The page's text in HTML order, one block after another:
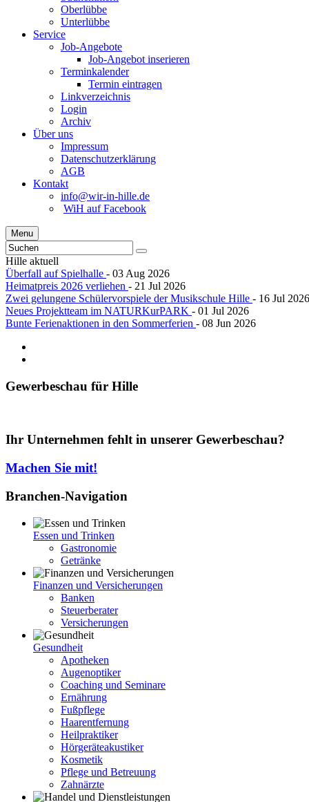
Oberlübbe
Unterlübbe
Service
Job-Angebote
Job-Angebot inserieren
Terminkalender
Termin eintragen
Linkverzeichnis
Login
Archiv
Über uns
Impressum
Datenschutzerklärung
AGB
Kontakt
info@wir-in-hille.de
WiH auf Facebook
Menu
Hille aktuell
Überfall auf Spielhalle - 03 Aug 2026
Heimatpreis 2026 verliehen - 21 Jul 2026
Zwei gelungene Schülervorspiele der Musikschule Hille - 16 Jul 2026
Neues Projektteam im NATURKurPARK - 01 Jul 2026
Bunte Ferienaktionen in den Sommerferien - 08 Jun 2026
Gewerbeschau für Hille
Ihr Unternehmen fehlt in unserer Gewerbeschau?
Machen Sie mit!
Branchen-Navigation
Essen und Trinken
Gastronomie
Getränke
Finanzen und Versicherungen
Banken
Steuerberater
Versicherungen
Gesundheit
Apotheken
Augenoptiker
Coaching und Seminare
Ernährung
Fußpflege
Haarentfernung
Heilpraktiker
Hörgeräteakustiker
Kosmetik
Pflege und Betreuung
Zahnärzte